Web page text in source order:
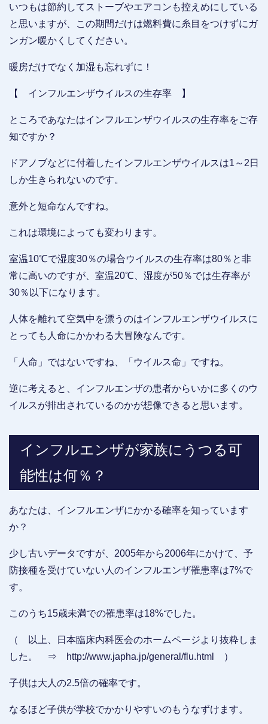
いつもは節約してストーブやエアコンも控えめにしている
と思いますが、この期間だけは燃料費に糸目をつけずにガ
ンガン暖かくしてください。
暖房だけでなく加湿も忘れずに！
【 インフルエンザウイルスの生存率 】
ところであなたはインフルエンザウイルスの生存率をご存
知ですか？
ドアノブなどに付着したインフルエンザウイルスは1～2日
しか生きられないのです。
意外と短命なんですね。
これは環境によっても変わります。
室温10℃で湿度30％の場合ウイルスの生存率は80％と非
常に高いのですが、室温20℃、湿度が50％では生存率が
30％以下になります。
人体を離れて空気中を漂うのはインフルエンザウイルスに
とっても人命にかかわる大冒険なんです。
「人命」ではないですね、「ウイルス命」ですね。
逆に考えると、インフルエンザの患者からいかに多くのウ
イルスが排出されているのかが想像できると思います。
インフルエンザが家族にうつる可
能性は何％？
あなたは、インフルエンザにかかる確率を知っています
か？
少し古いデータですが、2005年から2006年にかけて、予
防接種を受けていない人のインフルエンザ罹患率は7%で
す。
このうち15歳未満での罹患率は18%でした。
（ 以上、日本臨床内科医会のホームページより抜粋しま
した。 ⇒ http://www.japha.jp/general/flu.html ）
子供は大人の2.5倍の確率です。
なるほど子供が学校でかかりやすいのもうなずけます。